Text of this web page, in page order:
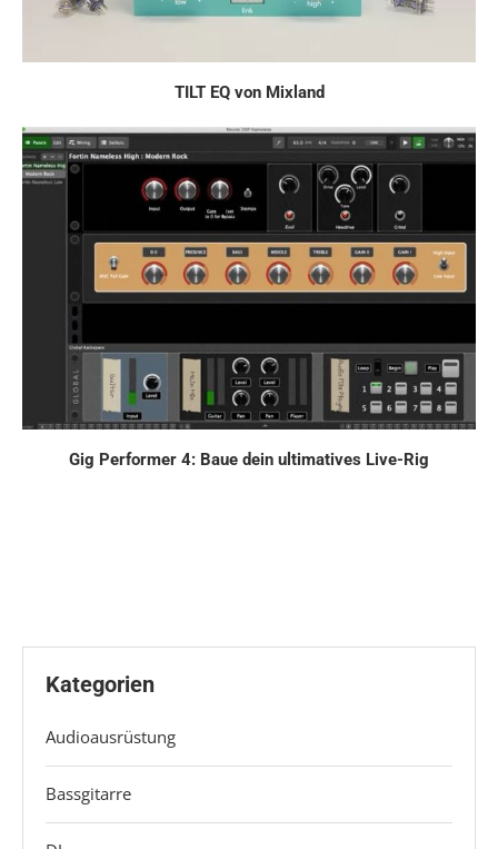
TILT EQ von Mixland
Gig Performer 4: Baue dein ultimatives Live-Rig
Kategorien
Audioausrüstung
Bassgitarre